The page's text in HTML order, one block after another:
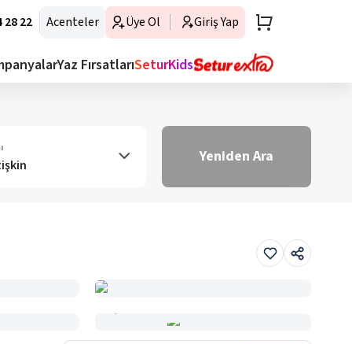
28 22 Acenteler Üye Ol Giriş Yap
Yaz FırsatlarıSeturKids
Yeniden Ara